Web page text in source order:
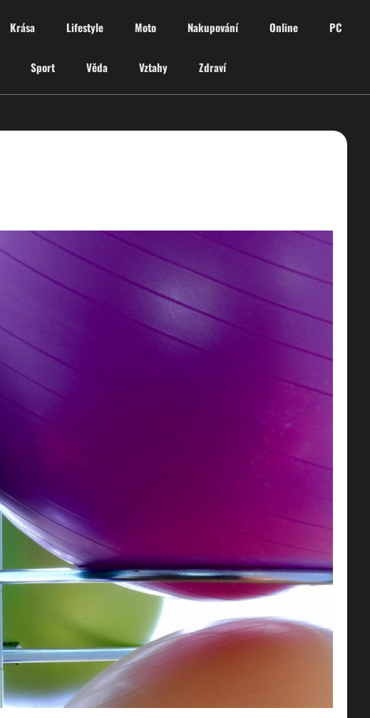
Krása Lifestyle Moto Nakupování Online PC
Sport Věda Vztahy Zdraví